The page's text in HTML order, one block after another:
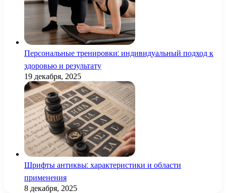
Персональные тренировки: индивидуальный подход к
здоровью и результату
19 декабря, 2025
Шрифты антиквы: характеристики и области
применения
8 декабря, 2025